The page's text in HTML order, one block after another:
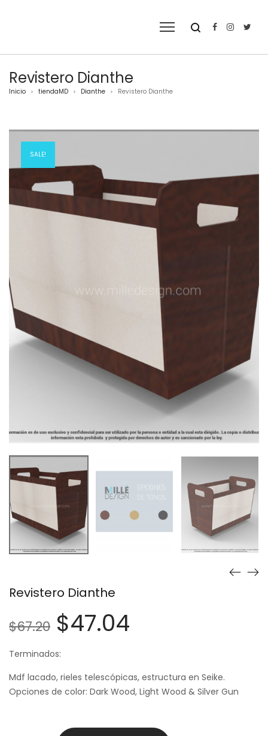
Revistero Dianthe
Inicio > tiendaMD > Dianthe > Revistero Dianthe
SALE!
Revistero Dianthe
$67.20 $47.04
Terminados:
Mdf lacado, rieles telescópicas, estructura en Seike.
Opciones de color: Dark Wood, Light Wood & Silver Gun